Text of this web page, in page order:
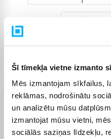
Šī tīmekļa vietne izmanto
Mēs izmantojam sīkfailus,
reklāmas, nodrošinātu
un analizētu mūsu
izmantojat mūsu vietni,
sociālās saziņas līdzekļu,
108,09 €